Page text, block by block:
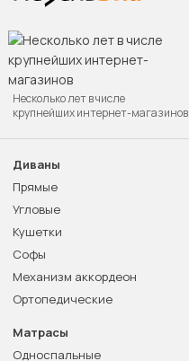
Несколько лет в числе
крупнейших интернет-магазинов
Диваны
Прямые
Угловые
Кушетки
Софы
Механизм аккордеон
Ортопедические
Матрасы
Односпальные